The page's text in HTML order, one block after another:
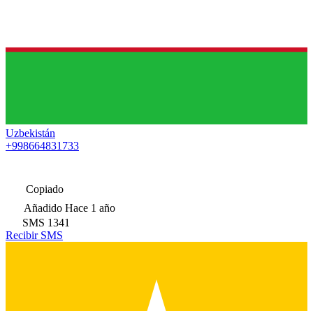
Uzbekistán
+998664831733
Copiado
Añadido Hace 1 año
SMS 1341
Recibir SMS